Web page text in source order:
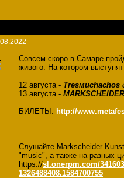
Совсем скоро в Самаре
живого. На котором
12 августа - Tresмuchachos
13 августа -
БИЛЕТЫ: http://
Слушайте Markscheider
"music", а также на разных
https://sl.onerpm.com/
1326488408.1584700755